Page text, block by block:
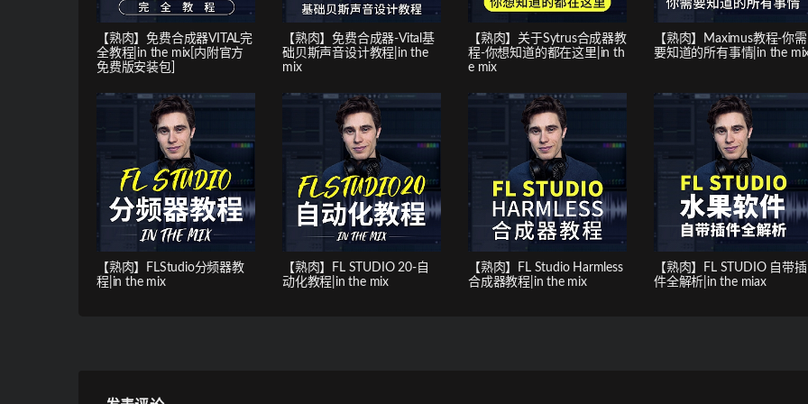
【熟肉】免费合成器VITAL完
全教程|in the mix[内附官方
免费版安装包]
【熟肉】免费合成器-Vital基
础贝斯声音设计教程|in the
mix
【熟肉】关于Sytrus合成器教
程-你想知道的都在这里|in th
e mix
【熟肉】Maximus教程-你需
要知道的所有事情|in the
【熟肉】FLStudio分频器教
程|in the mix
【熟肉】FL STUDIO 20-自
动化教程|in the mix
【熟肉】FL Studio Harmless
合成器教程|in the mix
【熟肉】FL STUDIO 自带插
件全解析|in the miax